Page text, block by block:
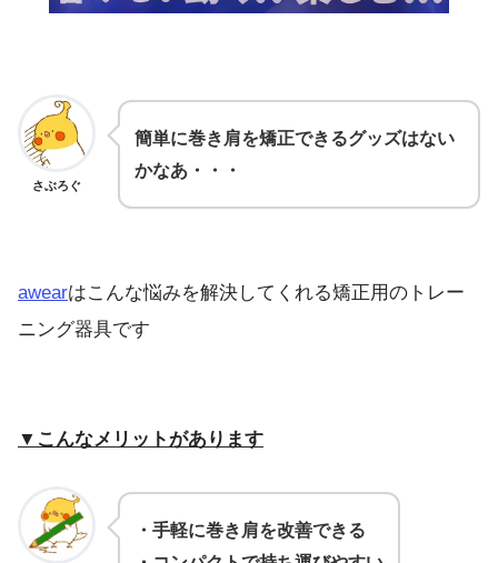
さぶろぐ
簡単に巻き肩を矯正できるグッズはない
かなあ・・・
awearはこんな悩みを解決してくれる矯正用のトレー
ニング器具です
▼こんなメリットがあります
・手軽に巻き肩を改善できる